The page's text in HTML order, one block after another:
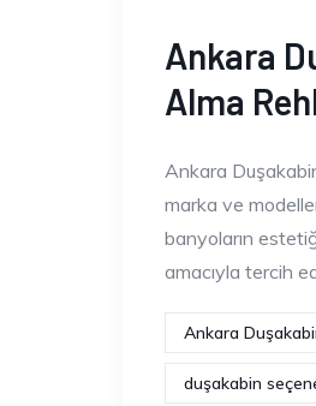
Ankara
Alma
Ankara
marka ve
banyoların
amacıyla tercih
Ankara
duşakabin